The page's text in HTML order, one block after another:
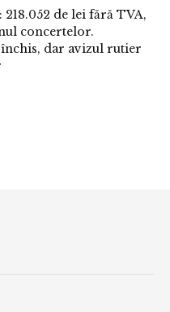
218.052 de lei fără TVA,
concertelor.
dar avizul rutier